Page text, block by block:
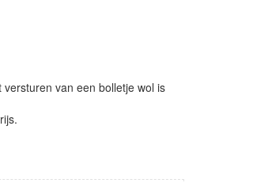
van een bolletje wol is